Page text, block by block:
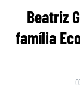
Beatriz
família